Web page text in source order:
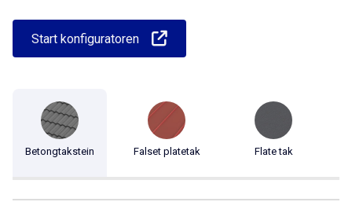
Start konfiguratoren
Betongtakstein Falset platetak Flate tak